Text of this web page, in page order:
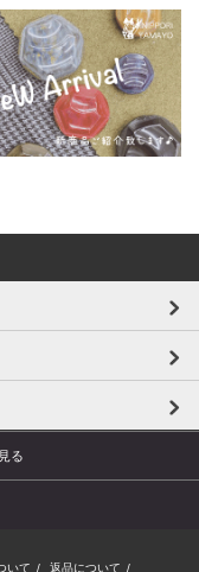
る
いて / 返品について /